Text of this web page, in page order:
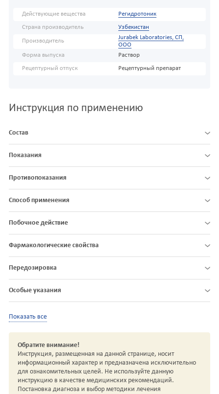
Действующие вещества Регидротоник
Страна производитель Узбекистан
Производитель
Jurabek Laboratories, СП,
ООО
Форма выпуска
Раствор
Рецептурный отпуск Рецептурный препарат
Инструкция по применению
Состав
Показания
Противопоказания
Способ применения
Побочное действие
Фармакологические свойства
Передозировка
Особые указания
Показать все
Обратите внимание!
Инструкция, размещенная на данной странице, носит
информационный характер и предназначена исключительно
для ознакомительных целей. Не используйте данную
инструкцию в качестве медицинских рекомендаций.
Постановка диагноза и выбор методики лечения